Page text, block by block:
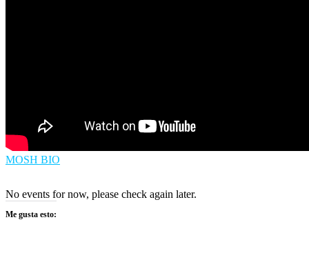
MOSH BIO
No events for now, please check again later.
Me gusta esto: